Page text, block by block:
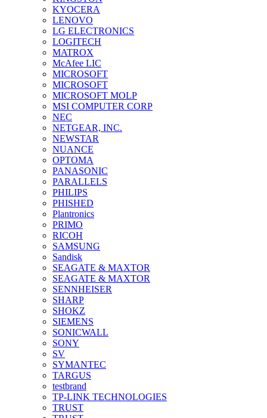
KYOCERA
LENOVO
LG ELECTRONICS
LOGITECH
MATROX
McAfee LIC
MICROSOFT
MICROSOFT
MICROSOFT MOLP
MSI COMPUTER CORP
NEC
NETGEAR, INC.
NEWSTAR
NUANCE
OPTOMA
PANASONIC
PARALLELS
PHILIPS
PHISHED
Plantronics
PRIMO
RICOH
SAMSUNG
Sandisk
SEAGATE & MAXTOR
SEAGATE & MAXTOR
SENNHEISER
SHARP
SHOKZ
SIEMENS
SONICWALL
SONY
SV
SYMANTEC
TARGUS
testbrand
TP-LINK TECHNOLOGIES
TRUST